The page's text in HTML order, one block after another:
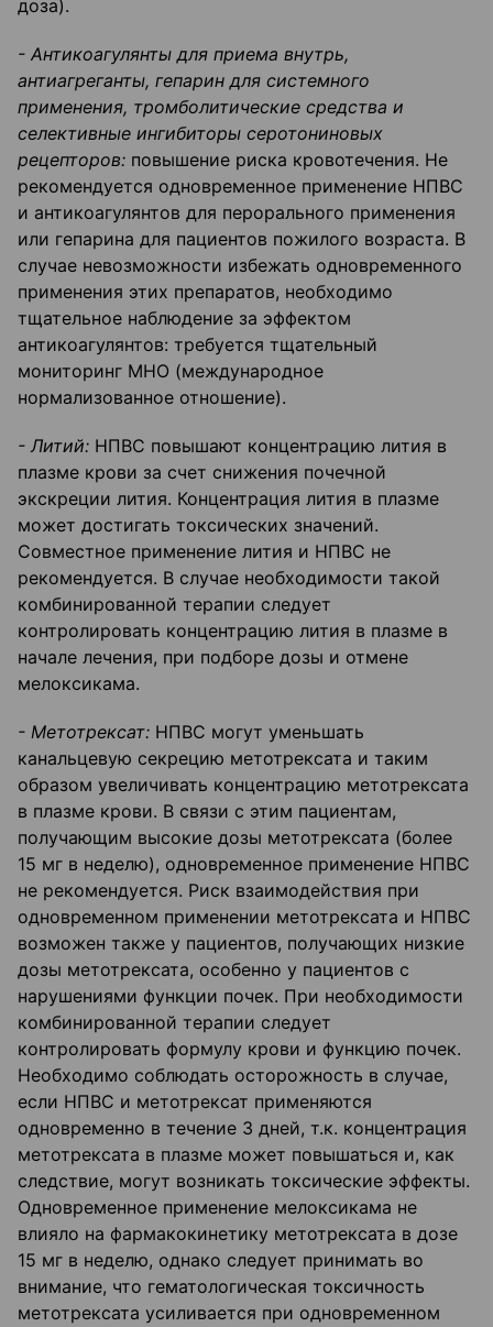
доза).
- Антикоагулянты для приема внутрь,
антиагреганты, гепарин для системного
применения, тромболитические средства и
селективные ингибиторы серотониновых
рецепторов: повышение риска кровотечения. Не
рекомендуется одновременное применение НПВС
и антикоагулянтов для перорального применения
или гепарина для пациентов пожилого возраста. В
случае невозможности избежать одновременного
применения этих препаратов, необходимо
тщательное наблюдение за эффектом
антикоагулянтов: требуется тщательный
мониторинг МНО (международное
нормализованное отношение).
- Литий: НПВС повышают концентрацию лития в
плазме крови за счет снижения почечной
экскреции лития. Концентрация лития в плазме
может достигать токсических значений.
Совместное применение лития и НПВС не
рекомендуется. В случае необходимости такой
комбинированной терапии следует
контролировать концентрацию лития в плазме в
начале лечения, при подборе дозы и отмене
мелоксикама.
- Метотрексат: НПВС могут уменьшать
канальцевую секрецию метотрексата и таким
образом увеличивать концентрацию метотрексата
в плазме крови. В связи с этим пациентам,
получающим высокие дозы метотрексата (более
15 мг в неделю), одновременное применение НПВС
не рекомендуется. Риск взаимодействия при
одновременном применении метотрексата и НПВС
возможен также у пациентов, получающих низкие
дозы метотрексата, особенно у пациентов с
нарушениями функции почек. При необходимости
комбинированной терапии следует
контролировать формулу крови и функцию почек.
Необходимо соблюдать осторожность в случае,
если НПВС и метотрексат применяются
одновременно в течение 3 дней, т.к. концентрация
метотрексата в плазме может повышаться и, как
следствие, могут возникать токсические эффекты.
Одновременное применение мелоксикама не
влияло на фармакокинетику метотрексата в дозе
15 мг в неделю, однако следует принимать во
внимание, что гематологическая токсичность
метотрексата усиливается при одновременном